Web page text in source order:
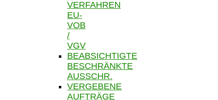
VERFAHREN
EU-
VOB
/
VGV
BEABSICHTIGTE
BESCHRÄNKTE
AUSSCHR.
VERGEBENE
AUFTRÄGE